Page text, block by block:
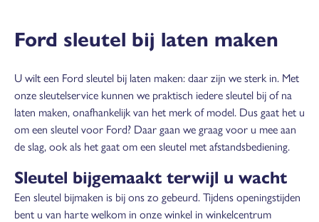
Ford sleutel bij laten maken
U wilt een Ford sleutel bij laten maken: daar zijn we sterk in. Met
onze sleutelservice kunnen we praktisch iedere sleutel bij of na
laten maken, onafhankelijk van het merk of model. Dus gaat het u
om een sleutel voor Ford? Daar gaan we graag voor u mee aan
de slag, ook als het gaat om een sleutel met afstandsbediening.
Sleutel bijgemaakt terwijl u wacht
Een sleutel bijmaken is bij ons zo gebeurd. Tijdens openingstijden
bent u van harte welkom in onze winkel in winkelcentrum